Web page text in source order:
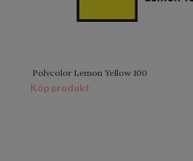
Polycolor Lemon Yellow 100
Köp produkt